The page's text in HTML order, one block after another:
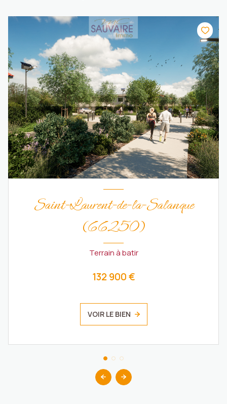
Saint-Laurent-de-la-Salanque
(66250)
Terrain à batir
132 900 €
VOIR LE BIEN